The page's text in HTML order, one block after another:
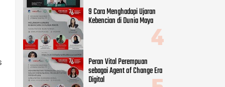
9 Cara Menghadapi Ujaran
Kebencian di Dunia Maya
Peran Vital Perempuan
sebagai Agent of Change Era
Digital